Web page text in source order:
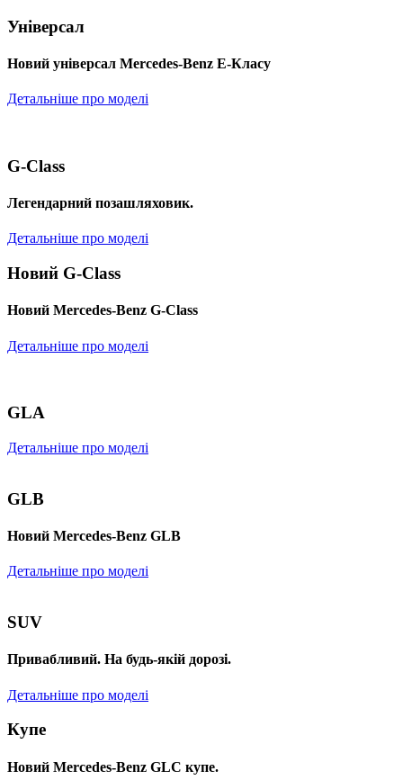
Універсал
Новий універсал Mercedes-Benz E-Класу
Детальніше про моделі
G-Class
Легендарний позашляховик.
Детальніше про моделі
Новий G-Class
Новий Mercedes-Benz G-Class
Детальніше про моделі
GLA
Детальніше про моделі
GLB
Новий Mercedes-Benz GLB
Детальніше про моделі
SUV
Привабливий. На будь-якій дорозі.
Детальніше про моделі
Купе
Новий Mercedes-Benz GLС купе.